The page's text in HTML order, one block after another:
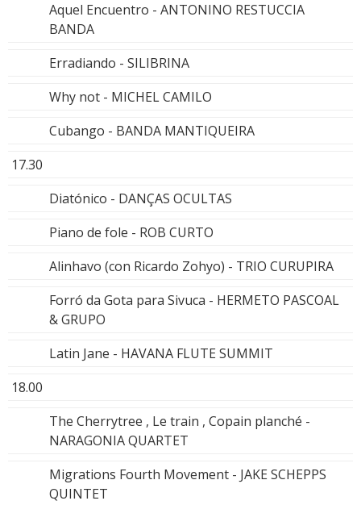
Aquel Encuentro - ANTONINO RESTUCCIA
BANDA
Erradiando - SILIBRINA
Why not - MICHEL CAMILO
Cubango - BANDA MANTIQUEIRA
17.30
Diatónico - DANÇAS OCULTAS
Piano de fole - ROB CURTO
Alinhavo (con Ricardo Zohyo) - TRIO CURUPIRA
Forró da Gota para Sivuca - HERMETO PASCOAL
& GRUPO
Latin Jane - HAVANA FLUTE SUMMIT
18.00
The Cherrytree , Le train , Copain planché -
NARAGONIA QUARTET
Migrations Fourth Movement - JAKE SCHEPPS
QUINTET